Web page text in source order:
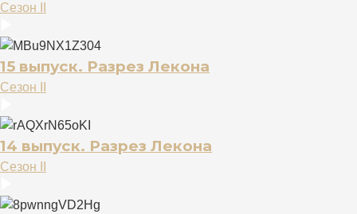
Сезон II
15 выпуск. Разрез Лекона
Сезон II
14 выпуск. Разрез Лекона
Сезон II